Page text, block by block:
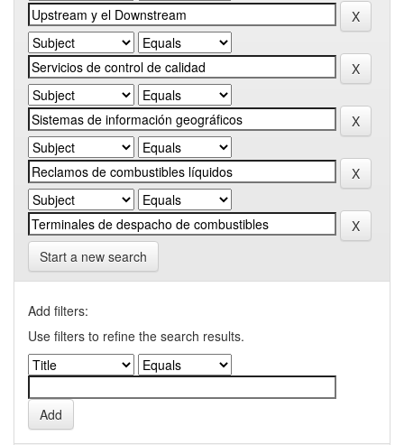
Start a new search
Add filters:
Use filters to refine the search results.